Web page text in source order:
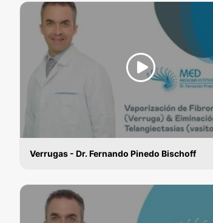
Verrugas - Dr. Fernando Pinedo Bischoff